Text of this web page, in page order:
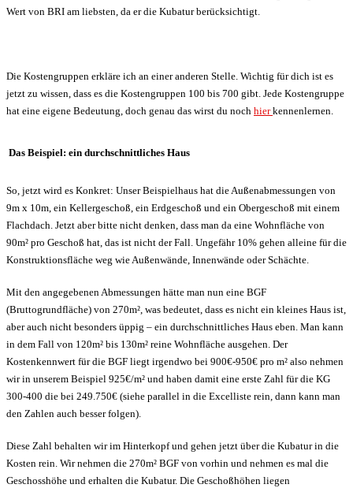
Wert von BRI am liebsten, da er die Kubatur berücksichtigt.
Die Kostengruppen erkläre ich an einer anderen Stelle. Wichtig für dich ist es
jetzt zu wissen, dass es die Kostengruppen 100 bis 700 gibt. Jede Kostengruppe
hat eine eigene Bedeutung, doch genau das wirst du noch hierkennenlernen.
Das Beispiel: ein durchschnittliches Haus
So, jetzt wird es Konkret: Unser Beispielhaus hat die Außenabmessungen von
9m x 10m, ein Kellergeschoß, ein Erdgeschoß und ein Obergeschoß mit einem
Flachdach. Jetzt aber bitte nicht denken, dass man da eine Wohnfläche von
90m² pro Geschoß hat, das ist nicht der Fall. Ungefähr 10% gehen alleine für die
Konstruktionsfläche weg wie Außenwände, Innenwände oder Schächte.
Mit den angegebenen Abmessungen hätte man nun eine BGF
(Bruttogrundfläche) von 270m², was bedeutet, dass es nicht ein kleines Haus ist,
aber auch nicht besonders üppig – ein durchschnittliches Haus eben. Man kann
in dem Fall von 120m² bis 130m² reine Wohnfläche ausgehen. Der
Kostenkennwert für die BGF liegt irgendwo bei 900€-950€ pro m² also nehmen
wir in unserem Beispiel 925€/m² und haben damit eine erste Zahl für die KG
300-400 die bei 249.750€ (siehe parallel in die Excelliste rein, dann kann man
den Zahlen auch besser folgen).
Diese Zahl behalten wir im Hinterkopf und gehen jetzt über die Kubatur in die
Kosten rein. Wir nehmen die 270m² BGF von vorhin und nehmen es mal die
Geschosshöhe und erhalten die Kubatur. Die Geschoßhöhen liegen